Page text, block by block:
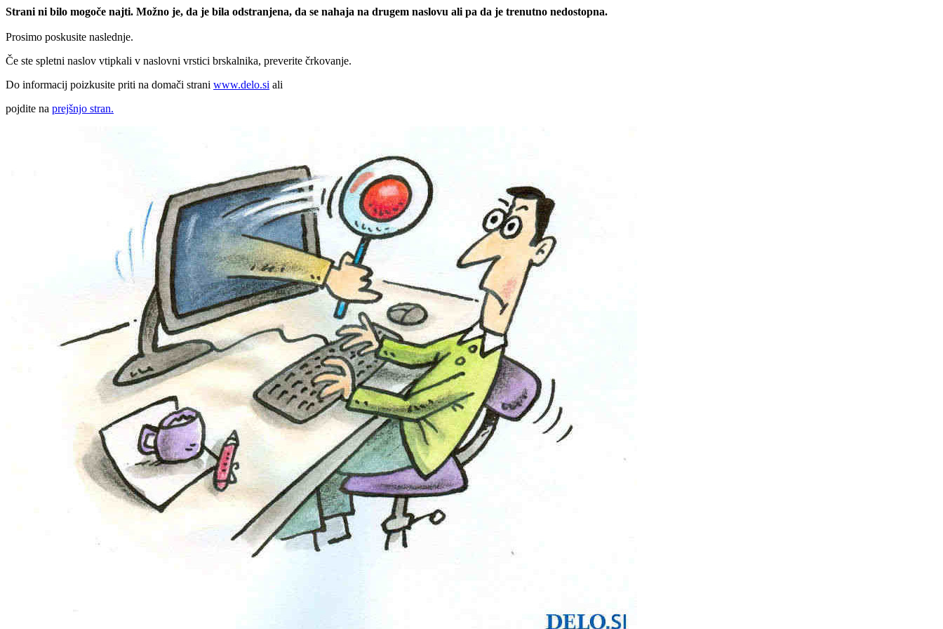
Strani ni bilo mogoče najti. Možno je, da je bila odstranjena, da se nahaja na drugem naslovu ali pa da je trenutno nedostopna.
Prosimo poskusite naslednje.
Če ste spletni naslov vtipkali v naslovni vrstici brskalnika, preverite črkovanje.
Do informacij poizkusite priti na domači strani www.delo.si ali
pojdite na prejšnjo stran.